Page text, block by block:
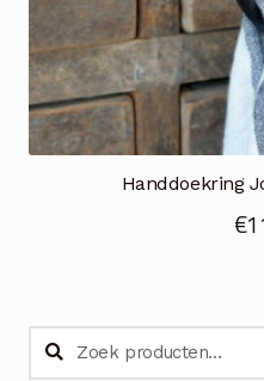
Handdoekring
€
Zoeken
naar:
Zoeken